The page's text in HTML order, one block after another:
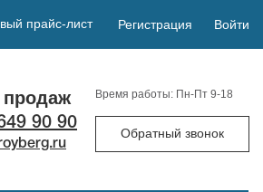
прайс-лист Регистрация Войти
90 90
Время работы: Пн-Пт 9-18
Обратный звонок